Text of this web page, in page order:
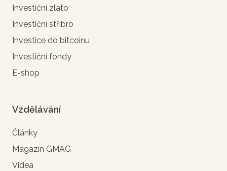
Investiční zlato
Investiční stříbro
Investice do bitcoinu
Investiční fondy
E-shop
Vzdělávání
Články
Magazín GMAG
Videa